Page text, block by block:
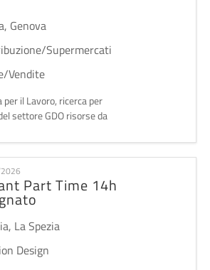
, Genova
Supermercati
Vendite
per il Lavoro, ricerca per
settore GDO risorse da
presso diversi
e provincia. Affiancato/a da
l'opportunità di conoscere le
punto vendita della Grande
occupandoti d
Part Time 14h
, La Spezia
Design